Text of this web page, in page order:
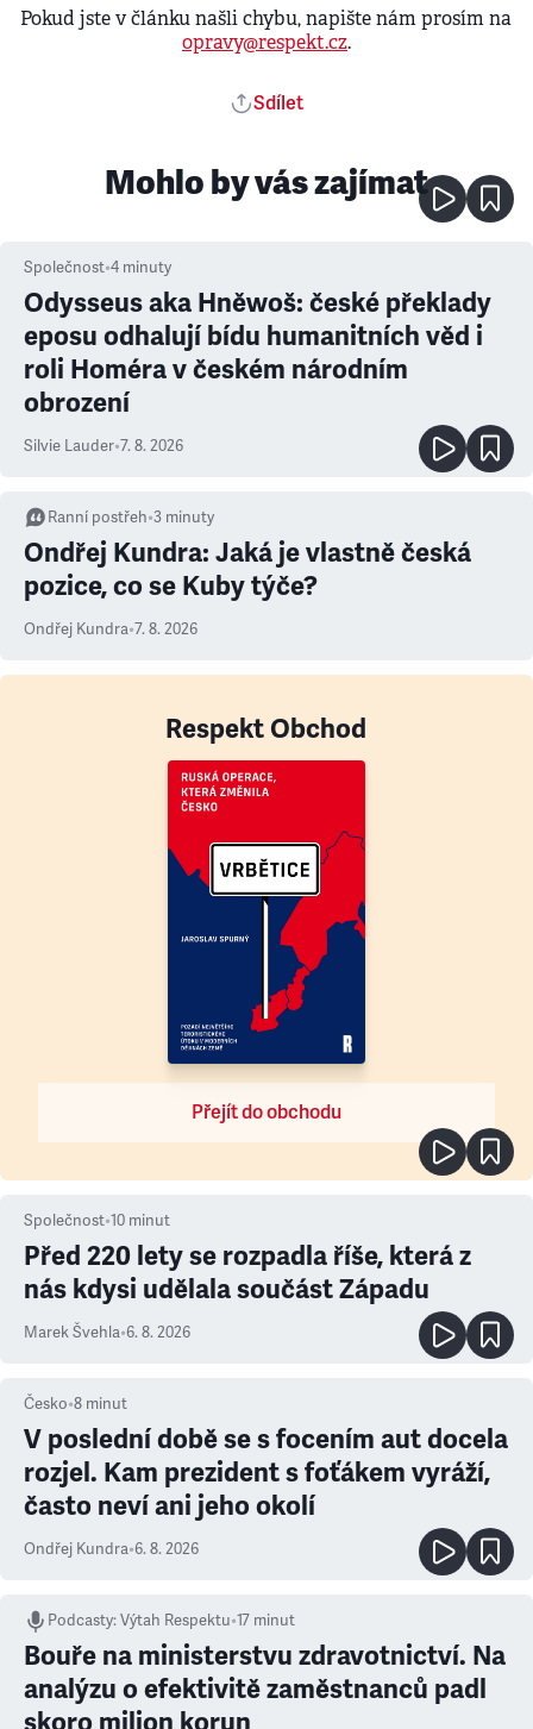
Pokud jste v článku našli chybu, napište nám prosím na
opravy@respekt.cz.
Sdílet
Mohlo by vás zajímat
Společnost•4 minuty
Odysseus aka Hněwoš: české překlady
eposu odhalují bídu humanitních věd i
roli Homéra v českém národním
obrození
Silvie Lauder•7. 8. 2026
Ranní postřeh•3 minuty
Ondřej Kundra: Jaká je vlastně česká
pozice, co se Kuby týče?
Ondřej Kundra•7. 8. 2026
Respekt Obchod
Přejít do obchodu
Společnost•10 minut
Před 220 lety se rozpadla říše, která z
nás kdysi udělala součást Západu
Marek Švehla•6. 8. 2026
Česko•8 minut
V poslední době se s focením aut docela
rozjel. Kam prezident s foťákem vyráží,
často neví ani jeho okolí
Ondřej Kundra•6. 8. 2026
Podcasty:Výtah Respektu•17 minut
Bouře na ministerstvu zdravotnictví. Na
analýzu o efektivitě zaměstnanců padl
skoro milion korun